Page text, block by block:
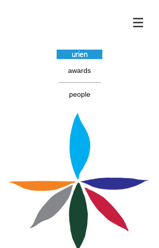
urien
awards
people